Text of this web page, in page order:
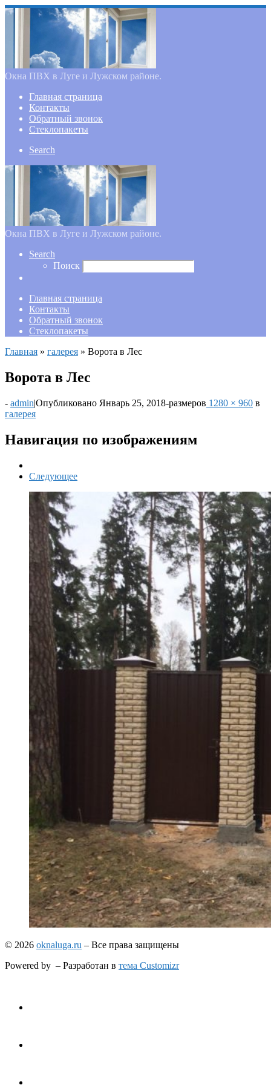
Окна ПВХ в Луге и Лужском районе.
Главная страница
Контакты
Обратный звонок
Стеклопакеты
Search
Окна ПВХ в Луге и Лужском районе.
Search
Поиск
Главная страница
Контакты
Обратный звонок
Стеклопакеты
Главная » галерея » Ворота в Лес
Ворота в Лес
- admin|Опубликовано Январь 25, 2018-размеров 1280 × 960 в
галерея
Навигация по изображениям
Следующее
© 2026 oknaluga.ru – Все права защищены
Powered by – Разработан в тема Customizr